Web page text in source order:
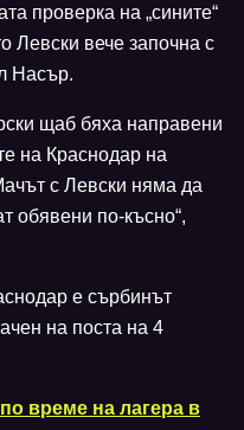
проверка на „сините“
Левски вече започна с
Насър.
щаб бяха направени
на Краснодар на
с Левски няма да
обявени по-късно“,
е сърбинът
на поста на 4
време на лагера в